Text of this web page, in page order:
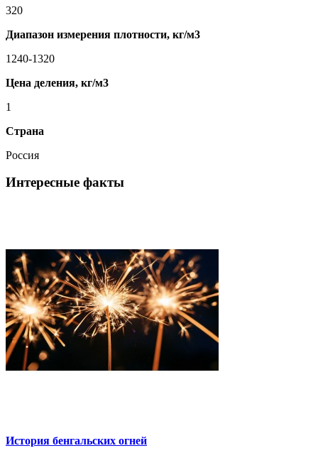
320
Диапазон измерения плотности, кг/м3
1240-1320
Цена деления, кг/м3
1
Страна
Россия
Интересные факты
История бенгальских огней